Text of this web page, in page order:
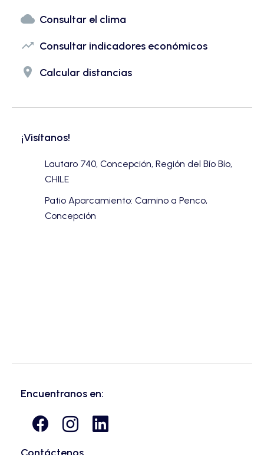
cloud Consultar el clima
trending_up Consultar indicadores económicos
place Calcular distancias
¡Visítanos!
Lautaro 740, Concepción, Región del Bío Bío,
CHILE
Patio Aparcamiento: Camino a Penco,
Concepción
Encuentranos en: